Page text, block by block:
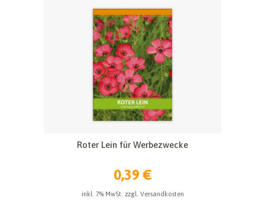
Roter Lein für Werbezwecke
0,39 €
inkl. 7% MwSt. zzgl. Versandkosten